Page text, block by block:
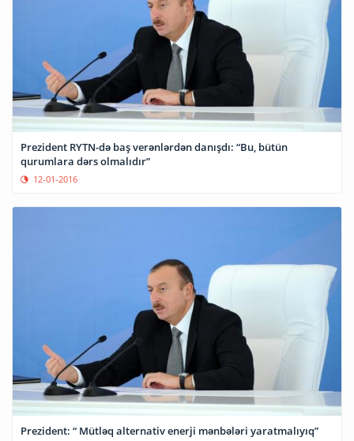
Prezident RYTN-də baş verənlərdən danışdı: “Bu, bütün
qurumlara dərs olmalıdır”
12-01-2016
Prezident: “ Mütləq alternativ enerji mənbələri yaratmalıyıq”